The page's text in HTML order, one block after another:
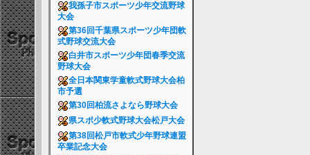
我孫子市スポーツ少年交流野球
大会
第36回千葉県スポーツ少年団軟
式野球交流大会
白井市スポーツ少年団春季交流
野球大会
全日本関東学童軟式野球大会柏
市予選
第30回柏流さよなら野球大会
県スポ少軟式野球大会松戸大会
第38回松戸市軟式少年野球連盟
卒業記念大会